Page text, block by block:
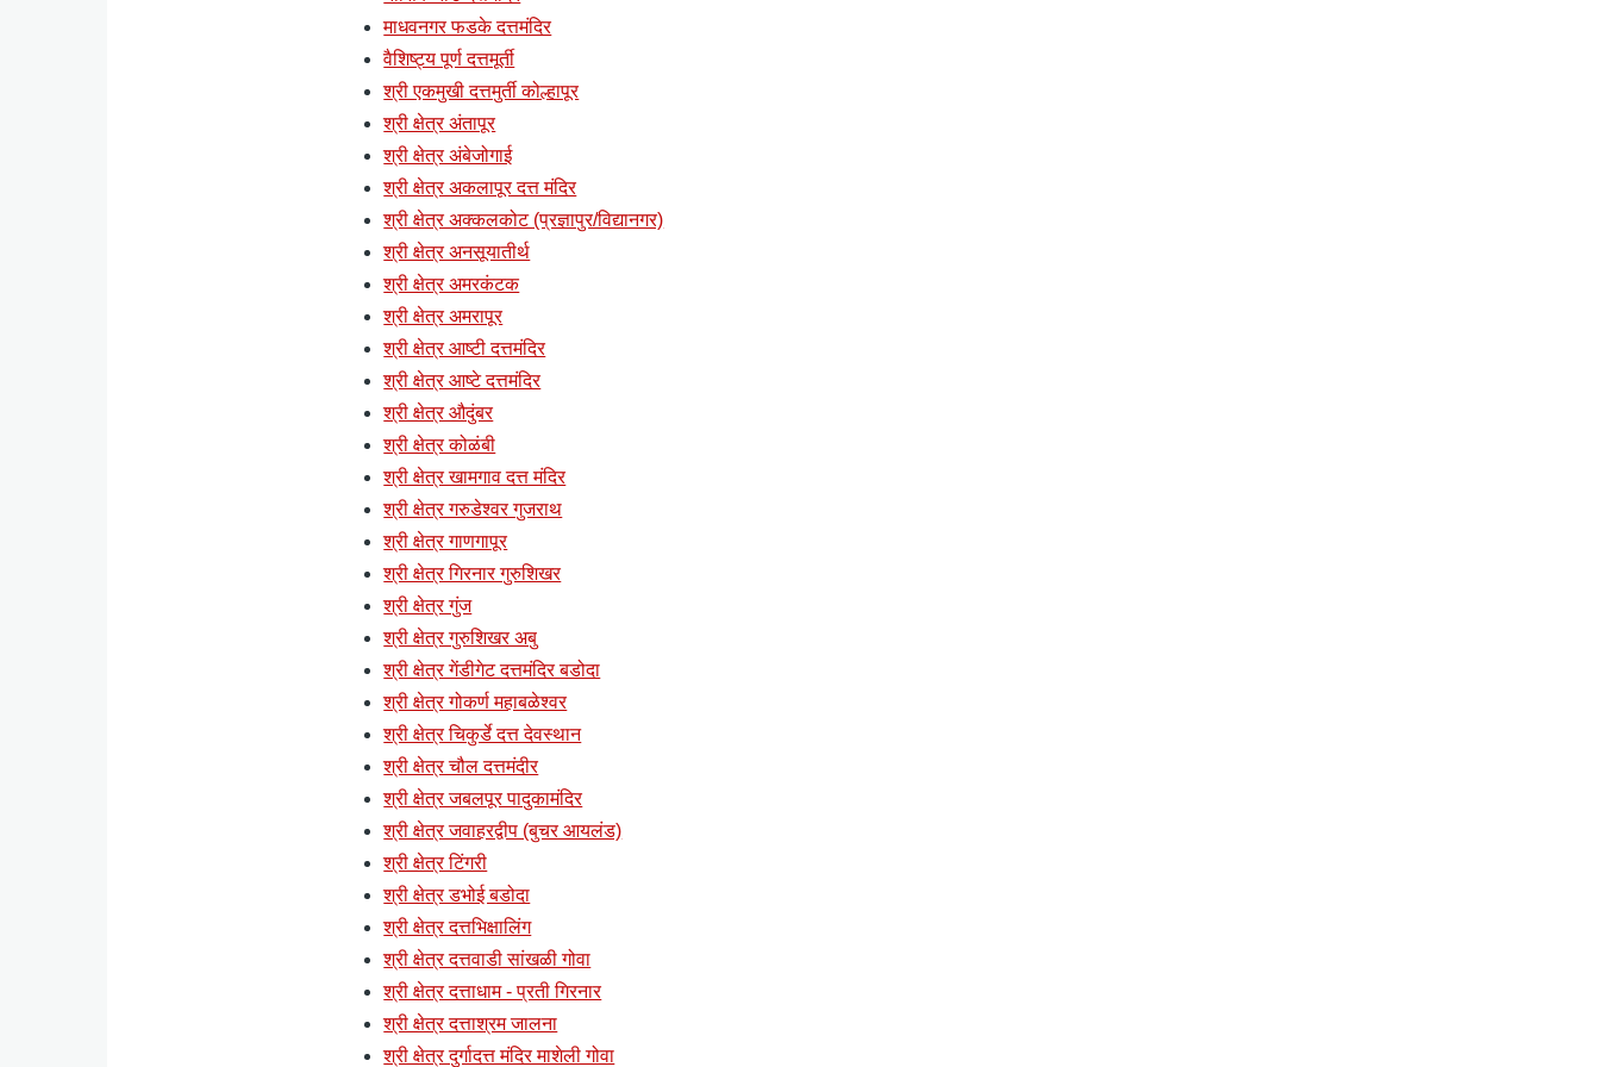
माधवनगर फडके दत्तमंदिर
वैशिष्ट्य पूर्ण दत्तमूर्ती
श्री एकमुखी दत्तमुर्ती कोल्हापूर
श्री क्षेत्र अंतापूर
श्री क्षेत्र अंबेजोगाई
श्री क्षेत्र अकलापूर दत्त मंदिर
श्री क्षेत्र अक्कलकोट (प्रज्ञापुर/विद्यानगर)
श्री क्षेत्र अनसूयातीर्थ
श्री क्षेत्र अमरकंटक
श्री क्षेत्र अमरापूर
श्री क्षेत्र आष्टी दत्तमंदिर
श्री क्षेत्र आष्टे दत्तमंदिर
श्री क्षेत्र औदुंबर
श्री क्षेत्र कोळंबी
श्री क्षेत्र खामगाव दत्त मंदिर
श्री क्षेत्र गरुडेश्वर गुजराथ
श्री क्षेत्र गाणगापूर
श्री क्षेत्र गिरनार गुरुशिखर
श्री क्षेत्र गुंज
श्री क्षेत्र गुरुशिखर अबु
श्री क्षेत्र गेंडीगेट दत्तमंदिर बडोदा
श्री क्षेत्र गोकर्ण महाबळेश्वर
श्री क्षेत्र चिकुर्डे दत्त देवस्थान
श्री क्षेत्र चौल दत्तमंदीर
श्री क्षेत्र जबलपूर पादुकामंदिर
श्री क्षेत्र जवाहरद्वीप (बुचर आयलंड)
श्री क्षेत्र टिंगरी
श्री क्षेत्र डभोई बडोदा
श्री क्षेत्र दत्तभिक्षालिंग
श्री क्षेत्र दत्तवाडी सांखळी गोवा
श्री क्षेत्र दत्ताधाम - प्रती गिरनार
श्री क्षेत्र दत्ताश्रम जालना
श्री क्षेत्र दुर्गादत्त मंदिर माशेली गोवा